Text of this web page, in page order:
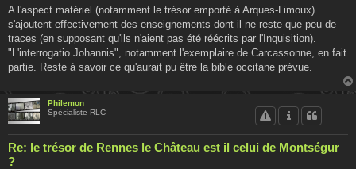
A l'aspect matériel (notamment le trésor emporté à Arques-Limoux)
s'ajoutent effectivement des enseignements dont il ne reste que peu de
traces (en supposant qu'ils n'aient pas été réécrits par l'Inquisition).
"L'interrogatio Johannis", notamment l'exemplaire de Carcassonne, en fait
partie. Reste à savoir ce qu'aurait pu être la bible occitane prévue.
Philemon
Spécialiste RLC
Re: le trésor de Rennes le Château est il celui de Montségur
?